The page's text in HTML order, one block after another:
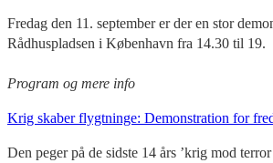
Fredag den 11. september er der en stor
Rådhuspladsen i København fra 14.30 til 19.
Program og mere info
Krig skaber flygtninge: Demonstration for
Den peger på de sidste 14 års ’krig mod